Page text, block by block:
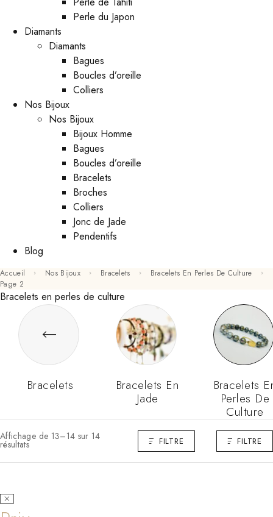
Perle du Japon
Diamants
Diamants
Bagues
Boucles d’oreille
Colliers
Nos Bijoux
Nos Bijoux
Bijoux Homme
Bagues
Boucles d’oreille
Bracelets
Broches
Colliers
Jonc de Jade
Pendentifs
Blog
Accueil Nos Bijoux Bracelets
Bracelets En Perles De Culture
Page 2
Bracelets en perles de culture
Bracelets
Bracelets En
Jade
Bracelets
Perles De
Culture
Affichage de 13–14 sur 14
résultats FILTRE FILTRE